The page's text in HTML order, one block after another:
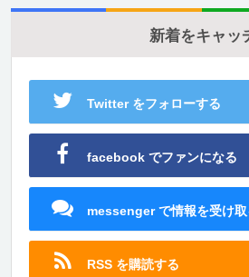
新着をキャッ
Twitter をフォローする
facebook でファンになる
messenger で情報を受け取
RSS を購読する